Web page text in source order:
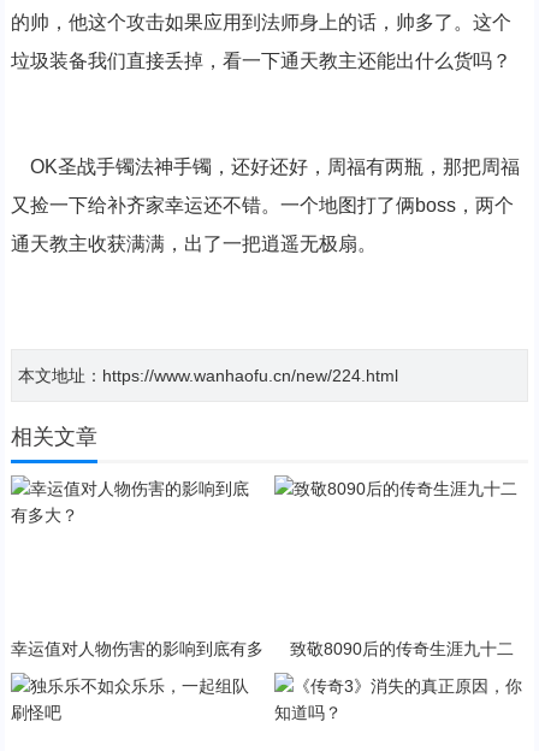
的帅，他这个攻击如果应用到法师身上的话，帅多了。这个
垃圾装备我们直接丢掉，看一下通天教主还能出什么货吗？
OK圣战手镯法神手镯，还好还好，周福有两瓶，那把周福
又捡一下给补齐家幸运还不错。一个地图打了俩boss，两个
通天教主收获满满，出了一把逍遥无极扇。
本文地址：https://www.wanhaofu.cn/new/224.html
相关文章
幸运值对人物伤害的影响到底有多
大？
致敬8090后的传奇生涯九十二